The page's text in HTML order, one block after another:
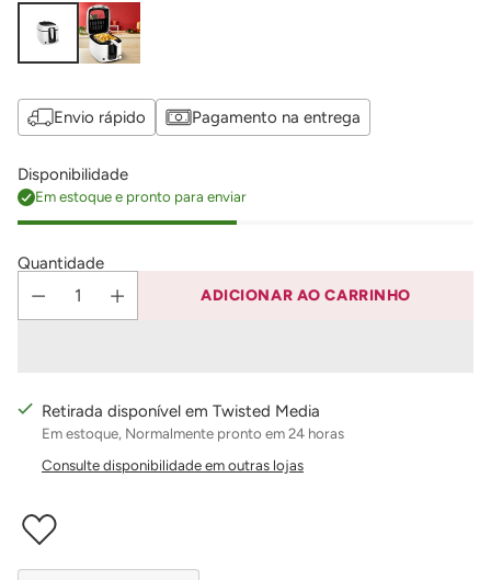
Envio rápido Pagamento na entrega
Disponibilidade
Em estoque e pronto para enviar
Quantidade
ADICIONAR AO CARRINHO
Retirada disponível em Twisted Media
Em estoque, Normalmente pronto em 24 horas
Consulte disponibilidade em outras lojas